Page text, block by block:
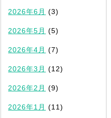
2026年6月 (3)
2026年5月 (5)
2026年4月 (7)
2026年3月 (12)
2026年2月 (9)
2026年1月 (11)